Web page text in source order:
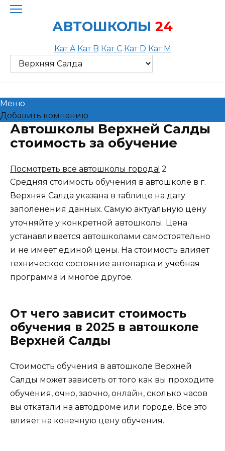
Skip
АВТОШКОЛЫ 24
Кат A Кат B Кат C Кат D Кат M
Меню
Добавить компанию
Автошколы Верхней Салды
стоимость за обучение
Посмотреть все автошколы города! 2
Средняя стоимость обучения в автошколе в г.
Верхняя Салда указана в таблице на дату
заполенения данных. Самую актуальную цену
уточняйте у конкретной автошколы. Цена
устанавливается автошколами самостоятельно
и не имеет единой цены. На стоимость влияет
техническое состояние автопарка и учебная
программа и многое другое.
От чего зависит стоимость
обучения в 2025 в автошколе
Верхней Салды
Стоимость обучения в автошколе Верхней
Салды может зависеть от того как вы проходите
обучения, очно, заочно, онлайн, сколько часов
вы откатали на автодроме или городе. Все это
влияет на конечную цену обучения.